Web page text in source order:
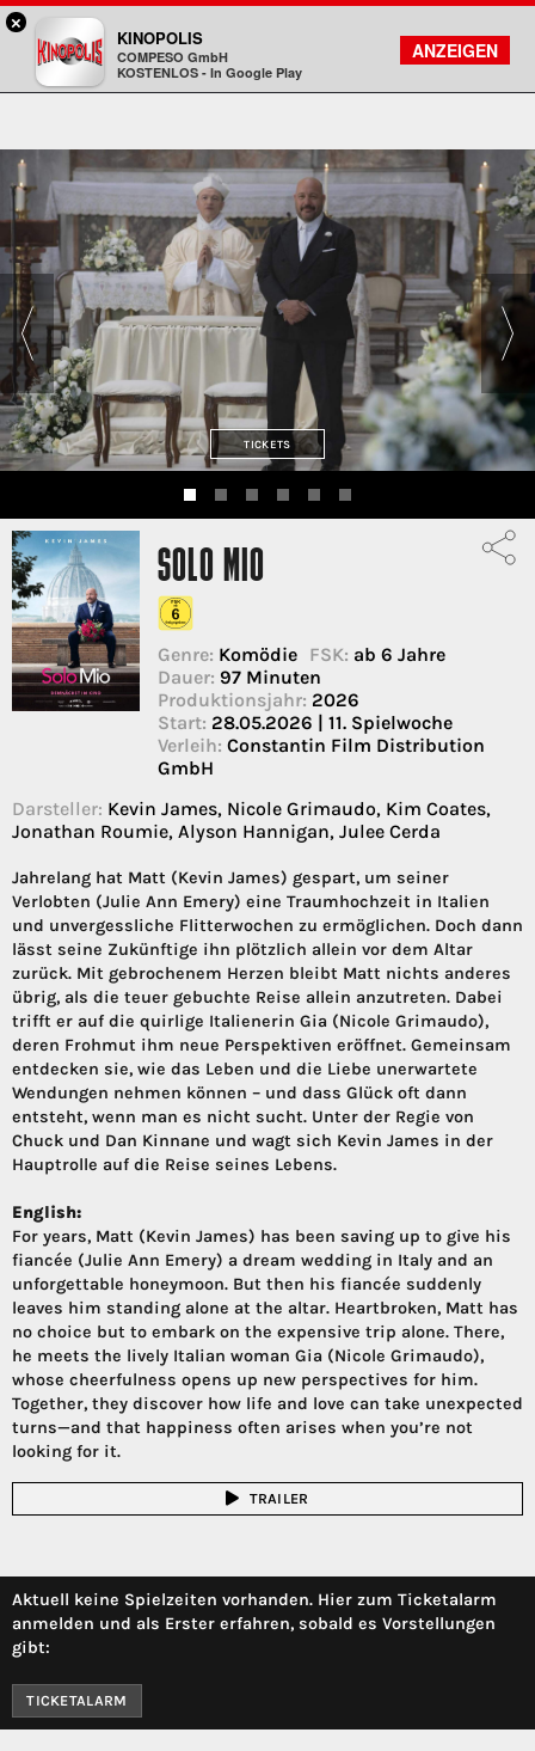
Kinopolis
FILMSUCHE
KONTO
TICKETS
SOLO MIO
Genre: Komödie FSK: ab 6 Jahre
Dauer: 97 Minuten
Produktionsjahr: 2026
Start: 28.05.2026 | 11. Spielwoche
Verleih: Constantin Film Distribution
GmbH
Darsteller: Kevin James, Nicole Grimaudo, Kim Coates,
Jonathan Roumie, Alyson Hannigan, Julee Cerda
Jahrelang hat Matt (Kevin James) gespart, um seiner
Verlobten (Julie Ann Emery) eine Traumhochzeit in Italien
und unvergessliche Flitterwochen zu ermöglichen. Doch dann
lässt seine Zukünftige ihn plötzlich allein vor dem Altar
zurück. Mit gebrochenem Herzen bleibt Matt nichts anderes
übrig, als die teuer gebuchte Reise allein anzutreten. Dabei
trifft er auf die quirlige Italienerin Gia (Nicole Grimaudo),
deren Frohmut ihm neue Perspektiven eröffnet. Gemeinsam
entdecken sie, wie das Leben und die Liebe unerwartete
Wendungen nehmen können – und dass Glück oft dann
entsteht, wenn man es nicht sucht. Unter der Regie von
Chuck und Dan Kinnane und wagt sich Kevin James in der
Hauptrolle auf die Reise seines Lebens.
English:
For years, Matt (Kevin James) has been saving up to give his
fiancée (Julie Ann Emery) a dream wedding in Italy and an
unforgettable honeymoon. But then his fiancée suddenly
leaves him standing alone at the altar. Heartbroken, Matt has
no choice but to embark on the expensive trip alone. There,
he meets the lively Italian woman Gia (Nicole Grimaudo),
whose cheerfulness opens up new perspectives for him.
Together, they discover how life and love can take unexpected
turns—and that happiness often arises when you’re not
looking for it.
TRAILER
Aktuell keine Spielzeiten vorhanden. Hier zum Ticketalarm
anmelden und als Erster erfahren, sobald es Vorstellungen
gibt:
TICKETALARM
×
KINOPOLIS
COMPESO GmbH
KOSTENLOS - In Google Play
ANZEIGEN